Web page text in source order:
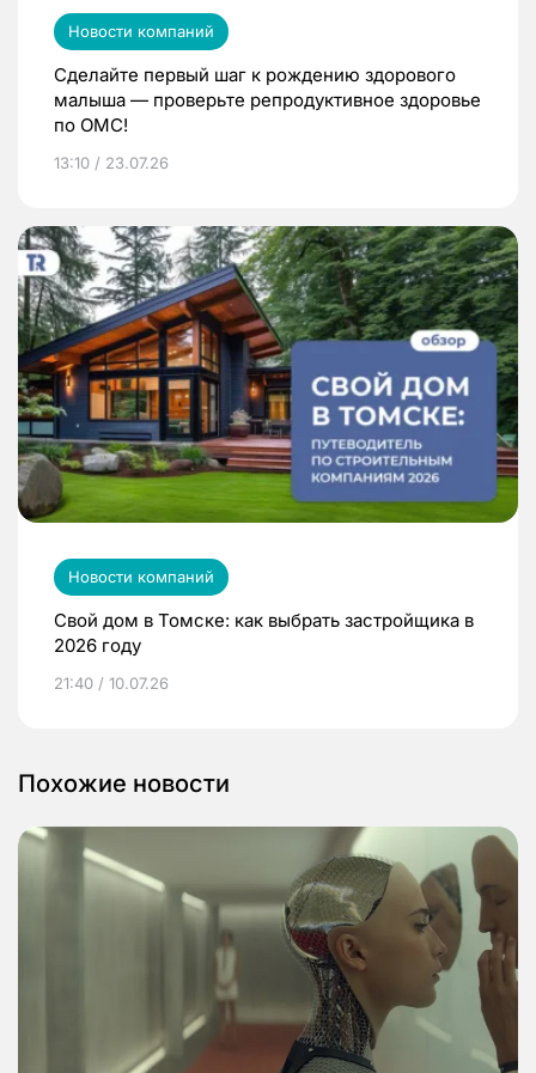
Новости компаний
Сделайте первый шаг к рождению здорового
малыша — проверьте репродуктивное здоровье
по ОМС!
13:10 / 23.07.26
Новости компаний
Свой дом в Томске: как выбрать застройщика в
2026 году
21:40 / 10.07.26
Похожие новости